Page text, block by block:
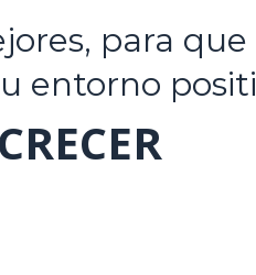
para
entorno